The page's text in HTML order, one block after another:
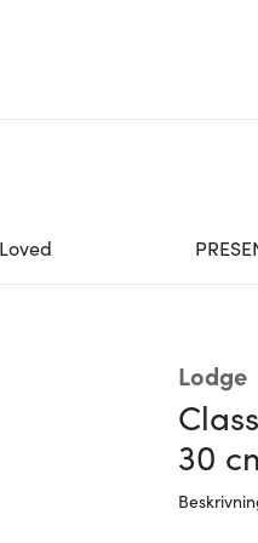
Lodge
30